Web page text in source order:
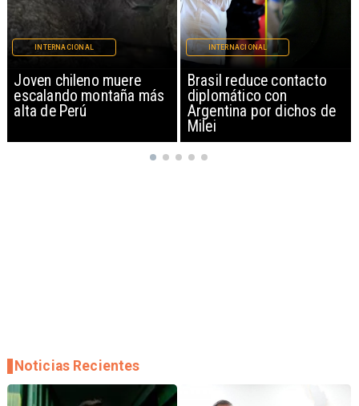
Brasil reduce contacto
diplomático con
Argentina por dichos de
INTERNACIONAL
China restringe
exportación de drones a
EEUU y sanciona
empresas
INTERNACIONAL
Noticias Recientes